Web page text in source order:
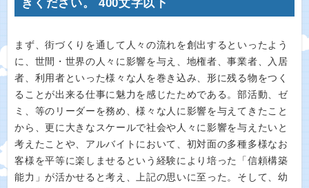
きください。 400文字以下
まず、街づくりを通して人々の流れを創出するといったよう
に、世間・世界の人々に影響を与え、地権者、事業者、入居
者、利用者といった様々な人を巻き込み、形に残る物をつく
ることが出来る仕事に魅力を感じたためである。部活動、ゼ
ミ、等のリーダーを務め、様々な人に影響を与えてきたこと
から、更に大きなスケールで社会や人々に影響を与えたいと
考えたことや、アルバイトにおいて、初対面の多種多様なお
客様を平等に楽しませるという経験により培った「信頼構築
能力」が活かせると考え、上記の思いに至った。そして、幼